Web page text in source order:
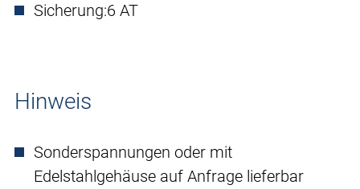
Sicherung:6 AT
Hinweis
Sonderspannungen oder mit
Edelstahlgehäuse auf Anfrage lieferbar